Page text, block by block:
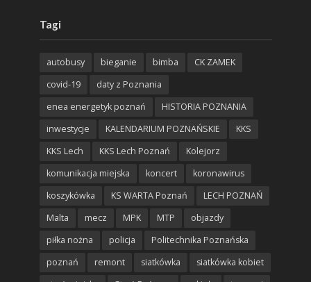
Tagi
autobusy bieganie bimba
CK ZAMEK
covid-19
daty z Poznania
enea energetyk poznań
HISTORIA POZNANIA
inwestycje
KALENDARIUM POZNAŃSKIE
KKS
KKS Lech
KKS Lech Poznań
Kolejorz
komunikacja miejska
koncert
koronawirus
koszykówka
KS WARTA Poznań
LECH POZNAŃ
Malta
mecz MPK MTP
objazdy
piłka nożna
policja
Politechnika Poznańska
poznań
remont siatkówka
siatkówka kobiet